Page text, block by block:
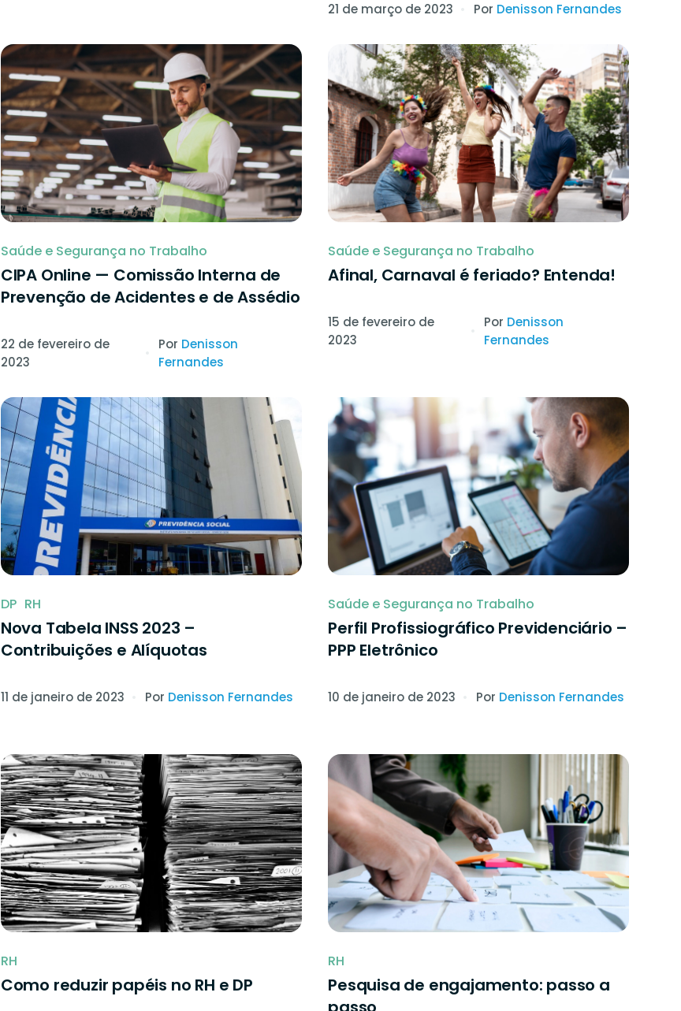
21 de março de 2023 Por Denisson Fernandes
Saúde e Segurança no Trabalho
CIPA Online — Comissão Interna de
Prevenção de Acidentes e de Assédio
22 de fevereiro de
2023
Por Denisson
Fernandes
Saúde e Segurança no Trabalho
Afinal, Carnaval é feriado? Entenda!
15 de fevereiro de
2023
Por Denisson
Fernandes
DP RH
Nova Tabela INSS 2023 –
Contribuições e Alíquotas
11 de janeiro de 2023 Por Denisson Fernandes
Saúde e Segurança no Trabalho
Perfil Profissiográfico Previdenciário –
PPP Eletrônico
10 de janeiro de 2023 Por Denisson Fernandes
RH
Como reduzir papéis no RH e DP
RH
Pesquisa de engajamento: passo a